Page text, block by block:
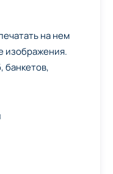
на нем
банкетов,